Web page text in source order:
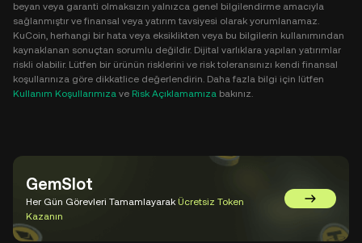
beyan veya garanti olmaksızın yalnızca genel bilgilendirme amacıyla
sağlanmıştır ve finansal veya yatırım tavsiyesi olarak yorumlanamaz.
KuCoin, herhangi bir hata veya eksiklikten veya bu bilgilerin kullanımından
kaynaklanan sonuçtan sorumlu değildir. Dijital varlıklara yapılan yatırımlar
riskli olabilir. Lütfen bir ürünün risklerini ve risk toleransınızı kendi finansal
koşullarınıza göre dikkatlice değerlendirin. Daha fazla bilgi için lütfen
Kullanım Koşullarımıza ve Risk Açıklamamıza bakınız.
GemSlot
Her Gün Görevleri Tamamlayarak Ücretsiz Token
Kazanın